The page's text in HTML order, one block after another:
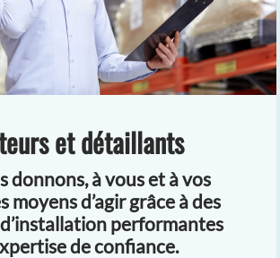
et détaillants
donnons, à vous et à vos
moyens d’agir grâce à des
performantes
de confiance.